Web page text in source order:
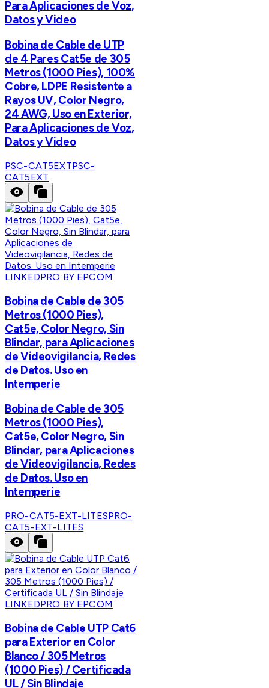
Para Aplicaciones de Voz,
Datos y Video
Bobina de Cable de UTP
de 4 Pares Cat5e de 305
Metros (1000 Pies), 100%
Cobre, LDPE Resistente a
Rayos UV, Color Negro,
24 AWG, Uso en Exterior,
Para Aplicaciones de Voz,
Datos y Video
PSC-CAT5EXTPSC-
CAT5EXT
LINKEDPRO BY EPCOM
Bobina de Cable de 305
Metros (1000 Pies),
Cat5e, Color Negro, Sin
Blindar, para Aplicaciones
de Videovigilancia, Redes
de Datos. Uso en
Intemperie
Bobina de Cable de 305
Metros (1000 Pies),
Cat5e, Color Negro, Sin
Blindar, para Aplicaciones
de Videovigilancia, Redes
de Datos. Uso en
Intemperie
PRO-CAT5-EXT-LITESPRO-
CAT5-EXT-LITES
LINKEDPRO BY EPCOM
Bobina de Cable UTP Cat6
para Exterior en Color
Blanco / 305 Metros
(1000 Pies) / Certificada
UL / Sin Blindaje